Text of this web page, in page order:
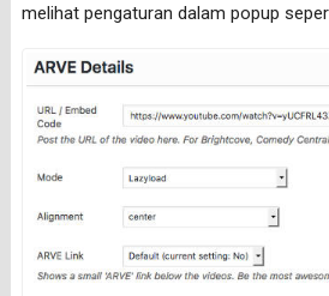
melihat pengaturan dalam popup